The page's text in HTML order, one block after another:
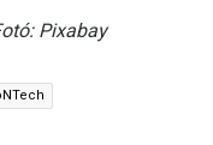
Pixabay